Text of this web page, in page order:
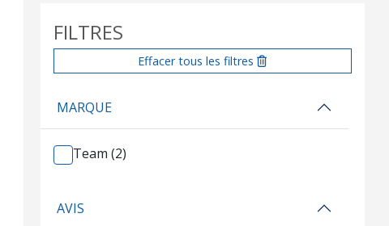
FILTRES
Effacer tous les filtres
MARQUE
Team (2)
AVIS